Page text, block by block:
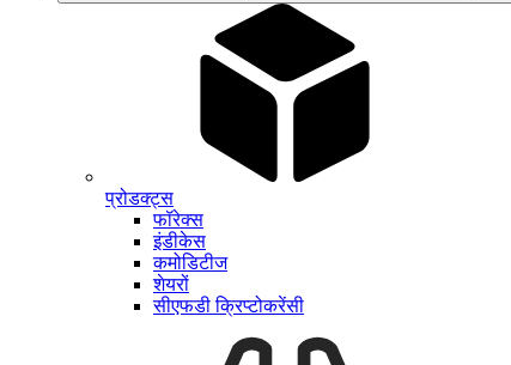
प्रोडक्ट्स
फॉरेक्स
इंडीकेस
कमोडिटीज
शेयरों
सीएफडी क्रिप्टोकरेंसी